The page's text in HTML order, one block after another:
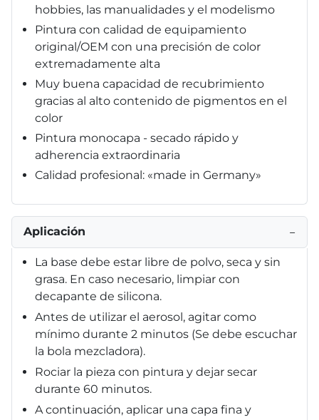
hobbies, las manualidades y el modelismo
Pintura con calidad de equipamiento
original/OEM con una precisión de color
extremadamente alta
Muy buena capacidad de recubrimiento
gracias al alto contenido de pigmentos en el
color
Pintura monocapa - secado rápido y
adherencia extraordinaria
Calidad profesional: «made in Germany»
Aplicación −
La base debe estar libre de polvo, seca y sin
grasa. En caso necesario, limpiar con
decapante de silicona.
Antes de utilizar el aerosol, agitar como
mínimo durante 2 minutos (Se debe escuchar
la bola mezcladora).
Rociar la pieza con pintura y dejar secar
durante 60 minutos.
A continuación, aplicar una capa fina y